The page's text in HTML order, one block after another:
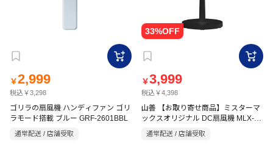
￥2,999
税込￥3,298
ゴリラの扇風機 ハンディファン ゴリ
ラモード搭載 ブルー GRF-2601BBL
通常配送 / 店舗受取
￥3,999
税込￥4,398
山善 【お取り寄せ商品】ミスターマ
ックスオリジナル DC扇風機 MLX-
通常配送 / 店舗受取